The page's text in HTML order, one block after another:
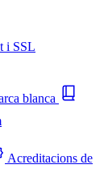
i SSL
blanca
Acreditacions de